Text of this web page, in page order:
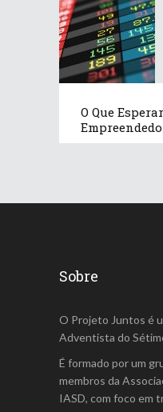
O Que
Sobre
O Projeto Juntos é
Adventista do
É formado por um
membros da
IASD, com foco em